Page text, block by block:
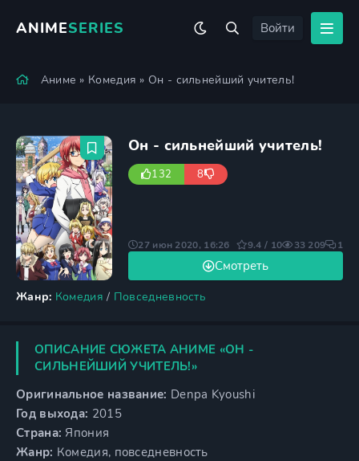
ANIMESERIES Войти
Аниме » Комедия » Он - сильнейший учитель!
Он - сильнейший учитель!
132 8
Жанр: Комедия / Повседневность
Смотреть
27 июн 2020, 16:26 9.4 / 10 33 209 1
ОПИСАНИЕ СЮЖЕТА АНИМЕ «ОН -
СИЛЬНЕЙШИЙ УЧИТЕЛЬ!»
Оригинальное название: Denpa Kyoushi
Год выхода: 2015
Страна: Япония
Жанр: Комедия, повседневность